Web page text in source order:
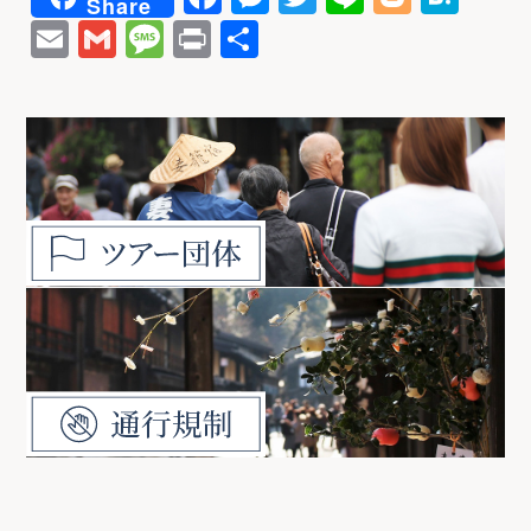
a
c
e
b
o
o
k
s
e
n
g
e
r
t
e
r
g
e
r
n
a
E
ai
l
G
ai
l
M
s
s
a
g
e
P
n
t